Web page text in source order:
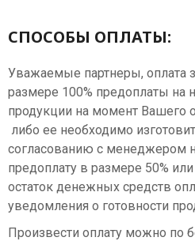
СПОСОБЫ ОПЛАТЫ:
Уважаемые партнеры, оплата
размере 100% предоплаты на
продукции на момент Вашего
либо ее необходимо
согласованию с менеджером
предоплату в размере 50%
остаток денежных средств
уведомления о готовности
Произвести оплату можно по